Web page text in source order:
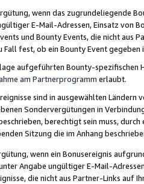
wenn das zugrundeliegende
E-Mail-Adressen, Einsatz von
und Bounty Events, die nicht
Fall fest, ob ein Bounty Event
aufgeführten Bounty-spezifischen
am Partnerprogramm erlaubt.
sind in ausgewählten Ländern
Sondervergütungen in
berechtigt sein muss,
Sitzung die im Anhang
wenn ein Bonusereignis
Angabe ungültiger E-Mail-
die nicht aus Partner-Links auf